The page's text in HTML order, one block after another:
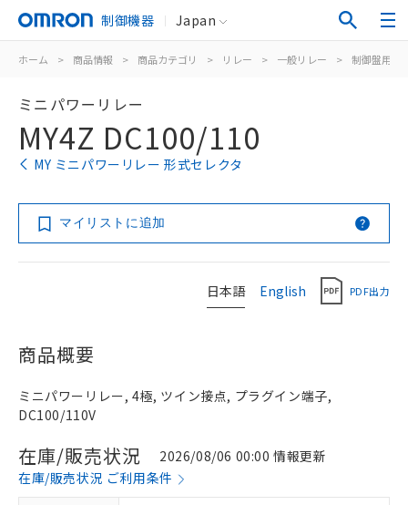
制御機器 Japan
ホーム > 商品情報 > 商品カテゴリ > リレー > 一般リレー > 制御盤用
ミニパワーリレー
MY4Z DC100/110
MY ミニパワーリレー 形式セレクタ
マイリストに追加
日本語 English PDF出力
商品概要
ミニパワーリレー, 4極, ツイン接点, プラグイン端子,
DC100/110V
在庫/販売状況
2026/08/06 00:00 情報更新
在庫/販売状況 ご利用条件